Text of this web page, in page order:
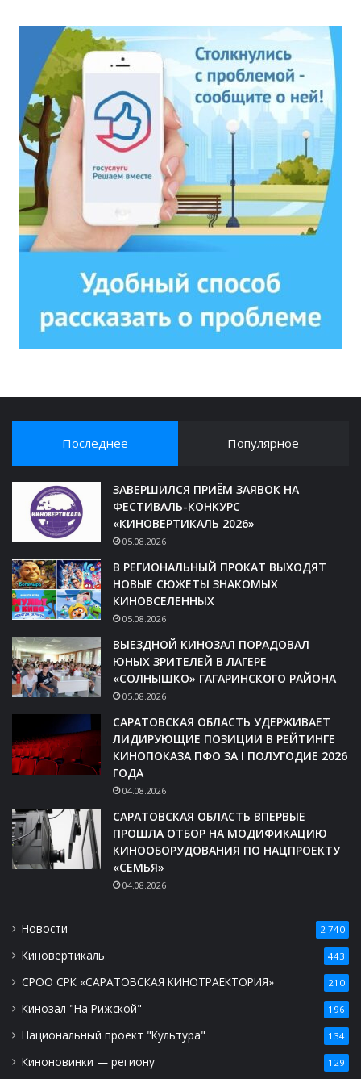
Последнее Популярное
ЗАВЕРШИЛСЯ ПРИЁМ ЗАЯВОК НА
ФЕСТИВАЛЬ-КОНКУРС
«КИНОВЕРТИКАЛЬ 2026»
05.08.2026
В РЕГИОНАЛЬНЫЙ ПРОКАТ ВЫХОДЯТ
НОВЫЕ СЮЖЕТЫ ЗНАКОМЫХ
КИНОВСЕЛЕННЫХ
05.08.2026
ВЫЕЗДНОЙ КИНОЗАЛ ПОРАДОВАЛ
ЮНЫХ ЗРИТЕЛЕЙ В ЛАГЕРЕ
«СОЛНЫШКО» ГАГАРИНСКОГО РАЙОНА
05.08.2026
САРАТОВСКАЯ ОБЛАСТЬ УДЕРЖИВАЕТ
ЛИДИРУЮЩИЕ ПОЗИЦИИ В РЕЙТИНГЕ
КИНОПОКАЗА ПФО ЗА I ПОЛУГОДИЕ 2026
ГОДА
04.08.2026
САРАТОВСКАЯ ОБЛАСТЬ ВПЕРВЫЕ
ПРОШЛА ОТБОР НА МОДИФИКАЦИЮ
КИНООБОРУДОВАНИЯ ПО НАЦПРОЕКТУ
«СЕМЬЯ»
04.08.2026
Новости 2 740
Киновертикаль 443
СРОО СРК «САРАТОВСКАЯ КИНОТРАЕКТОРИЯ» 210
Кинозал "На Рижской" 196
Национальный проект "Культура" 134
Киноновинки — региону 129